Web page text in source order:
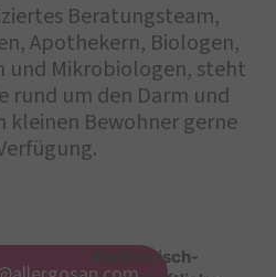
Beratungsteam,
Apothekern, Biologen,
und Mikrobiologen, steht
rund um den Darm und
kleinen Bewohner gerne
Medizinisch-